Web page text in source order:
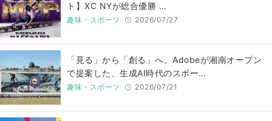
ト】XC NYが総合優勝 …
趣味・スポーツ 2026/07/27
「見る」から「創る」へ。Adobeが湘南オープン
で提案した、生成AI時代のスポー…
趣味・スポーツ 2026/07/21